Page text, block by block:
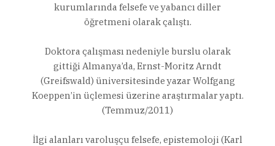
kurumlarında felsefe ve yabancı diller
öğretmeni olarak çalıştı.
Doktora çalışması nedeniyle burslu olarak
gittiği Almanya’da, Ernst-Moritz Arndt
(Greifswald) üniversitesinde yazar Wolfgang
Koeppen’in üçlemesi üzerine araştırmalar yaptı.
(Temmuz/2011)
İlgi alanları varoluşçu felsefe, epistemoloji (Karl